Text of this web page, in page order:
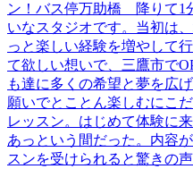
ン！バス停万助橋 降りて1
いなスタジオです。当初は
っと楽しい経験を増やして
て欲しい想いで、三鷹市で
も達に多くの希望と夢を広
願いでとことん楽しむにこ
レッスン。はじめて体験に
あっという間だった。内容
スンを受けられると驚きの